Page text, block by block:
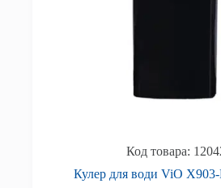
Кулер для води ViO